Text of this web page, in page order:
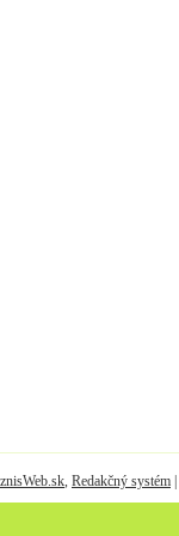
, Redakčný systém